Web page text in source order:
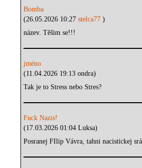
Bomba
(26.05.2026 10:27stelca77)
název. Těšim se!!!
jméno
(11.04.2026 19:13 ondra)
Tak je to Stress nebo Stres?
Fuck Nazis!
(17.03.2026 01:04 Luksa)
Posranej FIlip Vávra, tahni nacistickej